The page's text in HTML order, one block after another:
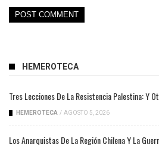
HEMEROTECA
Tres Lecciones De La Resistencia Palestina: Y
HEMEROTECA / AGOSTO 5, 2026
Los Anarquistas De La Región Chilena Y La